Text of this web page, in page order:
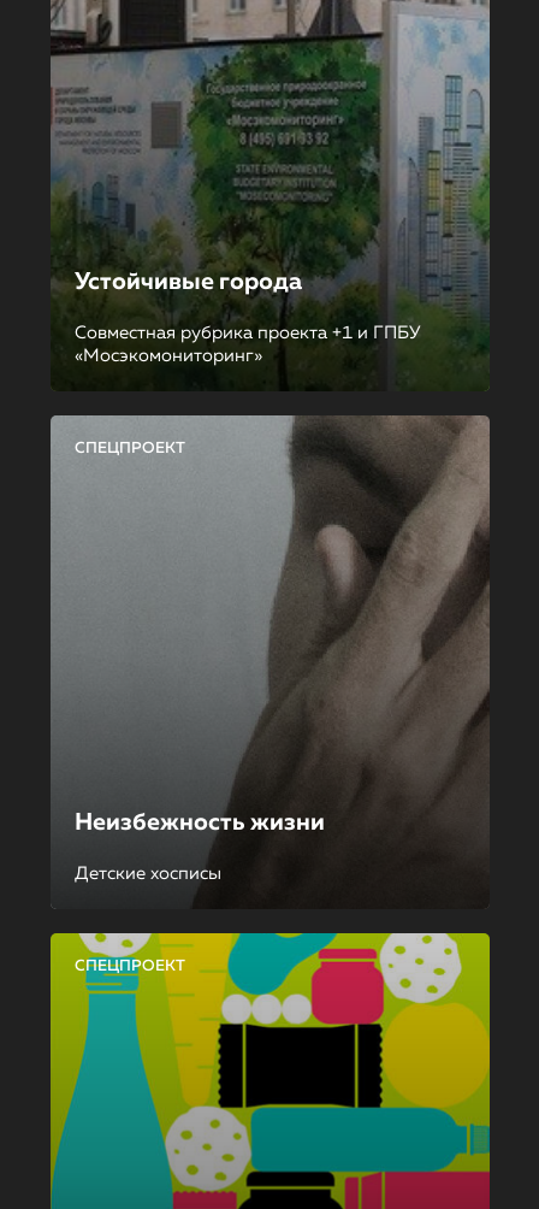
Устойчивые города
Совместная рубрика проекта +1 и ГПБУ
«Мосэкомониторинг»
СПЕЦПРОЕКТ
Неизбежность жизни
Детские хосписы
СПЕЦПРОЕКТ